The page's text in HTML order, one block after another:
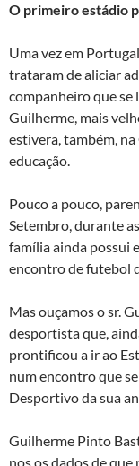
O primeiro estádio
Uma vez em
trataram de aliciar
companheiro que se
Guilherme, mais
estivera, também,
educação.
Pouco a pouco,
Setembro, durante
família ainda possui
encontro de futebol
Mas ouçamos o sr.
desportista que,
prontificou a ir ao
num encontro que
Desportivo da sua
Guilherme Pinto
nos os dados de